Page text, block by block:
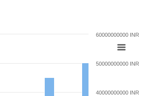
40000000000 INR
50000000000 INR
60000000000 INR